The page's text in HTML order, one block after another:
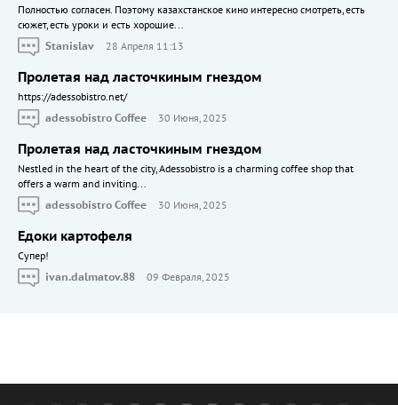
Полностью согласен. Поэтому казахстанское кино интересно смотреть, есть
сюжет, есть уроки и есть хорошие...
Stanislav
28 Апреля 11:13
Пролетая над ласточкиным гнездом
https://adessobistro.net/
adessobistro Coffee
30 Июня, 2025
Пролетая над ласточкиным гнездом
Nestled in the heart of the city, Adessobistro is a charming coffee shop that
offers a warm and inviting...
adessobistro Coffee
30 Июня, 2025
Едоки картофеля
Cупер!
ivan.dalmatov.88
09 Февраля, 2025